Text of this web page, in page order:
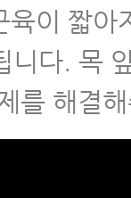
이 짧아
니다. 목
를 해결